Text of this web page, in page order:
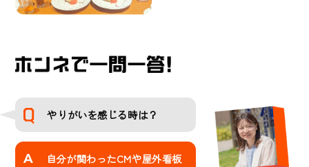
やりがいを感じる時は？
A
自分が関わったCMや屋外看板